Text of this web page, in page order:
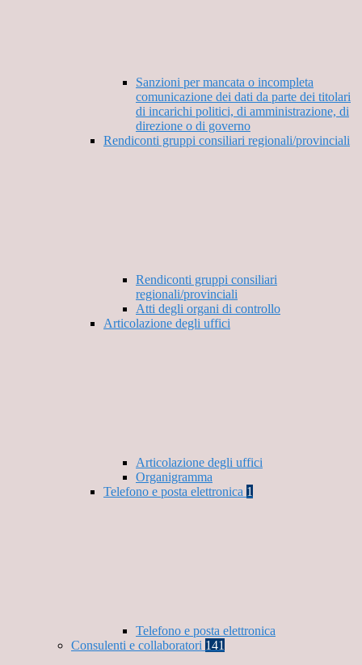
Sanzioni per mancata o incompleta
comunicazione dei dati da parte dei titolari
di incarichi politici, di amministrazione, di
direzione o di governo
Rendiconti gruppi consiliari regionali/provinciali
Rendiconti gruppi consiliari
regionali/provinciali
Atti degli organi di controllo
Articolazione degli uffici
Articolazione degli uffici
Organigramma
Telefono e posta elettronica 1
Telefono e posta elettronica
Consulenti e collaboratori 141